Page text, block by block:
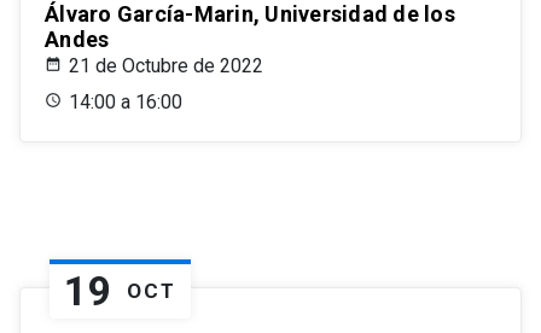
Álvaro García-Marin, Universidad de los
Andes
21 de Octubre de 2022
14:00 a 16:00
19 OCT